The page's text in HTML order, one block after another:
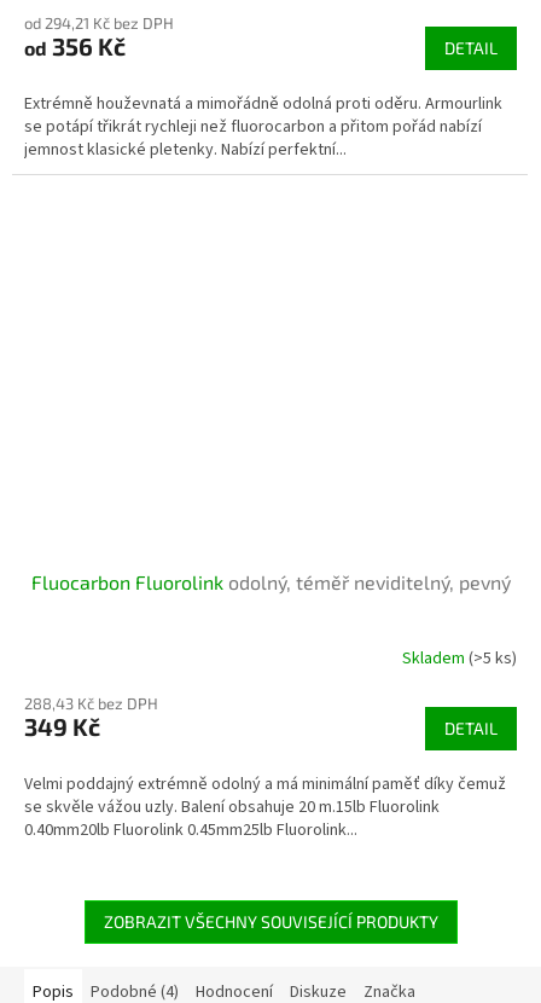
od 294,21 Kč bez DPH
od 356 Kč DETAIL
Extrémně houževnatá a mimořádně odolná proti oděru. Armourlink
se potápí třikrát rychleji než fluorocarbon a přitom pořád nabízí
jemnost klasické pletenky. Nabízí perfektní...
Fluocarbon Fluorolink odolný, téměř neviditelný, pevný
Skladem (>5 ks)
288,43 Kč bez DPH
349 Kč DETAIL
Velmi poddajný extrémně odolný a má minimální paměť díky čemuž
se skvěle vážou uzly. Balení obsahuje 20 m.15lb Fluorolink
0.40mm20lb Fluorolink 0.45mm25lb Fluorolink...
ZOBRAZIT VŠECHNY SOUVISEJÍCÍ PRODUKTY
Popis Podobné (4) Hodnocení Diskuze Značka